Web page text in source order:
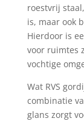
roestvrij
is, maar ook
Hierdoor is
voor ruimtes
vochtige
Wat RVS
combinatie
glans zorgt